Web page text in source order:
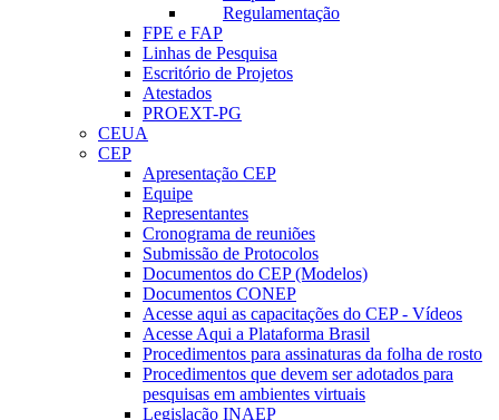
Regulamentação
FPE e FAP
Linhas de Pesquisa
Escritório de Projetos
Atestados
PROEXT-PG
CEUA
CEP
Apresentação CEP
Equipe
Representantes
Cronograma de reuniões
Submissão de Protocolos
Documentos do CEP (Modelos)
Documentos CONEP
Acesse aqui as capacitações do CEP - Vídeos
Acesse Aqui a Plataforma Brasil
Procedimentos para assinaturas da folha de rosto
Procedimentos que devem ser adotados para
pesquisas em ambientes virtuais
Legislação INAEP